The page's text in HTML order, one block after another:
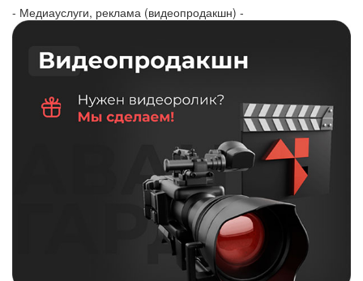
- Медиауслуги, реклама (видеопродакшн) -